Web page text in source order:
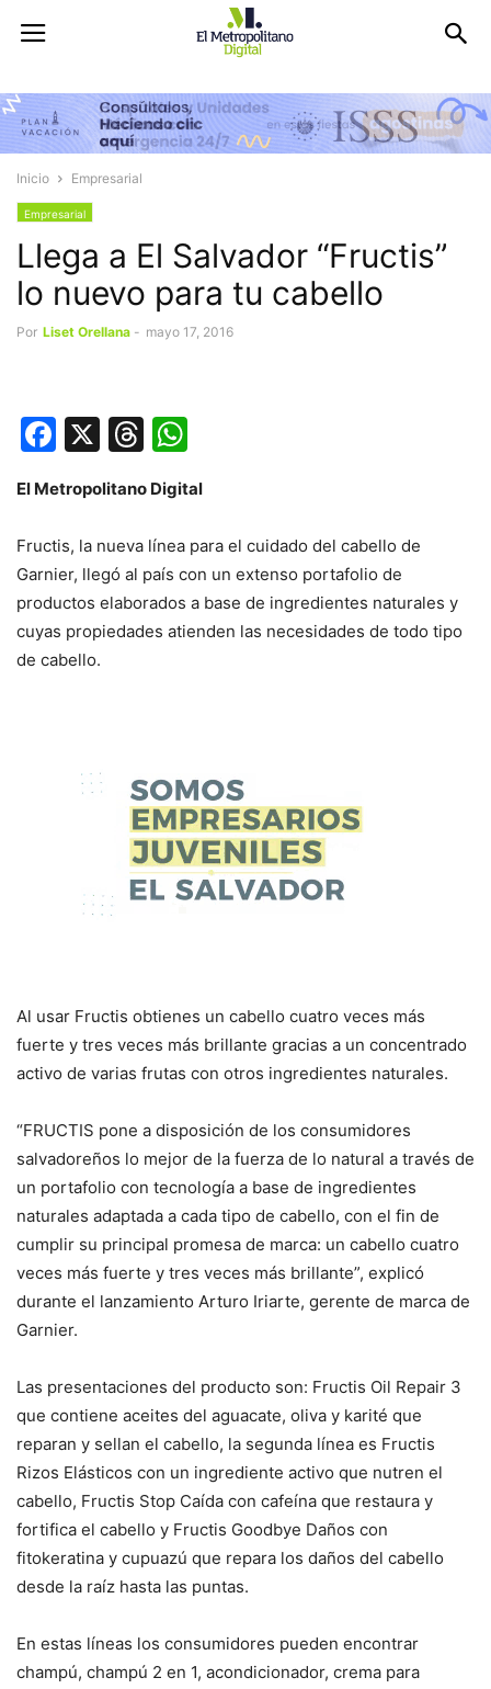
Inicio Empresarial
Empresarial
Llega a El Salvador “Fructis”
lo nuevo para tu cabello
Por Liset Orellana - mayo 17, 2016
Facebook
X Threads
El Metropolitano Digital
Fructis, la nueva línea para el cuidado del cabello de
Garnier, llegó al país con un extenso portafolio de
productos elaborados a base de ingredientes naturales y
cuyas propiedades atienden las necesidades de todo tipo
de cabello.
Al usar Fructis obtienes un cabello cuatro veces más
fuerte y tres veces más brillante gracias a un concentrado
activo de varias frutas con otros ingredientes naturales.
“FRUCTIS pone a disposición de los consumidores
salvadoreños lo mejor de la fuerza de lo natural a través de
un portafolio con tecnología a base de ingredientes
naturales adaptada a cada tipo de cabello, con el fin de
cumplir su principal promesa de marca: un cabello cuatro
veces más fuerte y tres veces más brillante”, explicó
durante el lanzamiento Arturo Iriarte, gerente de marca de
Garnier.
Las presentaciones del producto son: Fructis Oil Repair 3
que contiene aceites del aguacate, oliva y karité que
reparan y sellan el cabello, la segunda línea es Fructis
Rizos Elásticos con un ingrediente activo que nutren el
cabello, Fructis Stop Caída con cafeína que restaura y
fortifica el cabello y Fructis Goodbye Daños con
fitokeratina y cupuazú que repara los daños del cabello
desde la raíz hasta las puntas.
En estas líneas los consumidores pueden encontrar
champú, champú 2 en 1, acondicionador, crema para